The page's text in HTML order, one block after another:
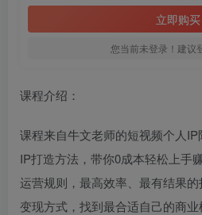
立即购买
您当前未登录！建议
课程介绍：
课程来自牛文老师的短视频个人
IP打造方法，带你0成本轻松上手
运营规则，最高效率、最有结果
变现方式，找到最合适自己的商业